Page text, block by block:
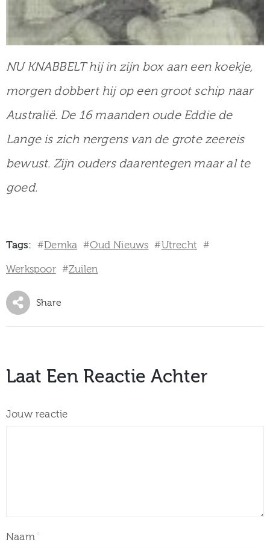
NU KNABBELT hij in zijn box aan een koekje,
morgen dobbert hij op een groot schip naar
Australië. De 16 maanden oude Eddie de
Lange is zich nergens van de grote zeereis
bewust. Zijn ouders daarentegen maar al te
goed.
Tags: #Demka #Oud Nieuws #Utrecht #
Werkspoor #Zuilen
Share
Laat Een Reactie Achter
Jouw reactie
Naam